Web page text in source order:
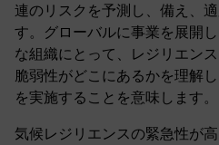
連のリスクを予測し、備え、
す。グローバルに事業を展開
な組織にとって、レジリエン
脆弱性がどこにあるかを理解
を実施することを意味します。
気候レジリエンスの緊急性が